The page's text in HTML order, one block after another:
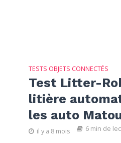
TESTS OBJETS CONNECTÉS
Test Litter-
litière
les auto
il y a 8 mois 6 min de